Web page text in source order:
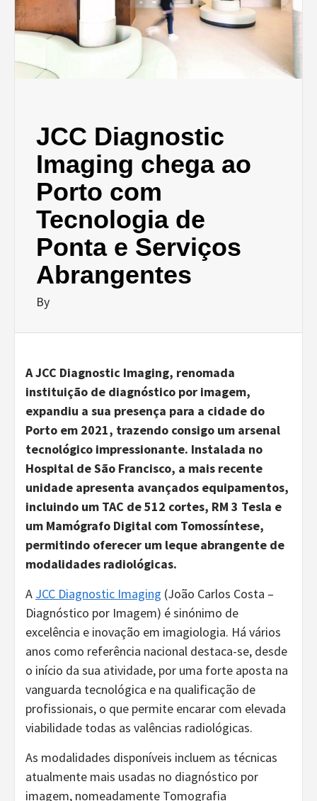
JCC Diagnostic
Imaging chega ao
Porto com
Tecnologia de
Ponta e Serviços
Abrangentes
By
A JCC Diagnostic Imaging, renomada
instituição de diagnóstico por imagem,
expandiu a sua presença para a cidade do
Porto em 2021, trazendo consigo um arsenal
tecnológico impressionante. Instalada no
Hospital de São Francisco, a mais recente
unidade apresenta avançados equipamentos,
incluindo um TAC de 512 cortes, RM 3 Tesla e
um Mamógrafo Digital com Tomossíntese,
permitindo oferecer um leque abrangente de
modalidades radiológicas.
A JCC Diagnostic Imaging (João Carlos Costa –
Diagnóstico por Imagem) é sinónimo de
excelência e inovação em imagiologia. Há vários
anos como referência nacional destaca-se, desde
o início da sua atividade, por uma forte aposta na
vanguarda tecnológica e na qualificação de
profissionais, o que permite encarar com elevada
viabilidade todas as valências radiológicas.
As modalidades disponíveis incluem as técnicas
atualmente mais usadas no diagnóstico por
imagem, nomeadamente Tomografia